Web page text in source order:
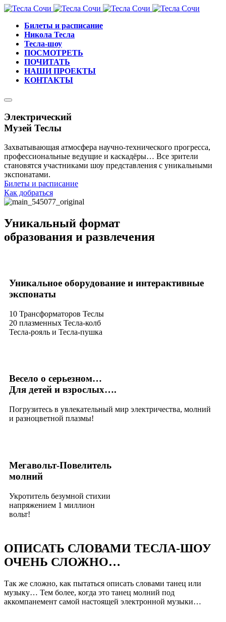
Билеты и расписание
Никола Тесла
Тесла-шоу
ПОСМОТРЕТЬ
ПОЧИТАТЬ
НАШИ ПРОЕКТЫ
КОНТАКТЫ
Электрический
Музей Теслы
Захватывающая атмосфера научно-технического прогресса,
профессиональные ведущие и каскадёры… Все зрители
становятся участниками шоу представления с уникальными
экспонатами.
Билеты и расписание
Как добраться
Уникальный формат
образования и развлечения
Уникальное оборудование и интерактивные
экспонаты
10 Трансформаторов Теслы
20 плазменных Тесла-колб
Тесла-рояль и Тесла-пушка
Весело о серьезном…
Для детей и взрослых….
Погрузитесь в увлекательный мир электричества, молний
и разноцветной плазмы!
Мегавольт-Повелитель
молний
Укротитель безумной стихии
напряжением 1 миллион
вольт!
ОПИСАТЬ СЛОВАМИ ТЕСЛА-ШОУ
ОЧЕНЬ СЛОЖНО…
Так же сложно, как пытаться описать словами танец или
музыку… Тем более, когда это танец молний под
аккомпанемент самой настоящей электронной музыки…